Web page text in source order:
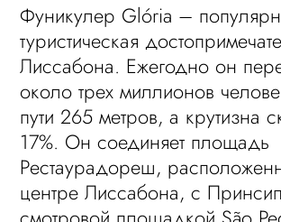
Фуникулер Glória –
туристическая
Лиссабона. Ежегодно он
около трех миллионов
пути 265 метров, а крутизна
17%. Он соединяет площадь
Рестаурадореш,
центре Лиссабона, с